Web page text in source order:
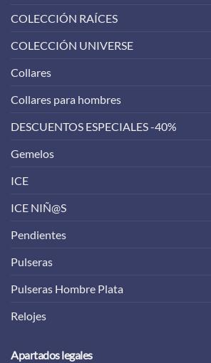
COLECCIÓN RAÍCES
COLECCIÓN UNIVERSE
Collares
Collares para hombres
DESCUENTOS ESPECIALES -40%
Gemelos
ICE
ICE NIÑ@S
Pendientes
Pulseras
Pulseras Hombre Plata
Relojes
Apartados legales